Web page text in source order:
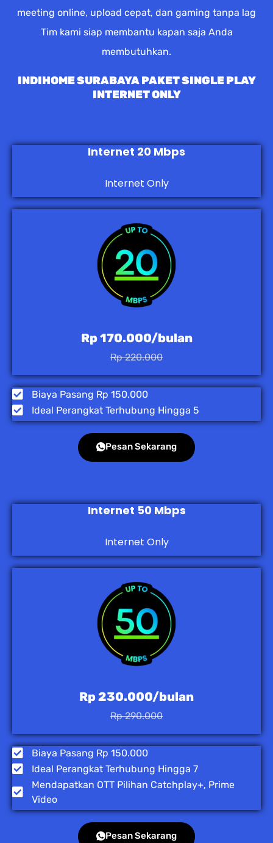
meeting online, upload cepat, dan gaming tanpa lag
Tim kami siap membantu kapan saja Anda
membutuhkan.
INDIHOME SURABAYA PAKET SINGLE PLAY
INTERNET ONLY
Internet 20 Mbps
Internet Only
Rp 170.000/bulan
Rp 220.000
Biaya Pasang Rp 150.000
Ideal Perangkat Terhubung Hingga 5
Pesan Sekarang
Internet 50 Mbps
Internet Only
Rp 230.000/bulan
Rp 290.000
Biaya Pasang Rp 150.000
Ideal Perangkat Terhubung Hingga 7
Mendapatkan OTT Pilihan Catchplay+, Prime
Video
Pesan Sekarang